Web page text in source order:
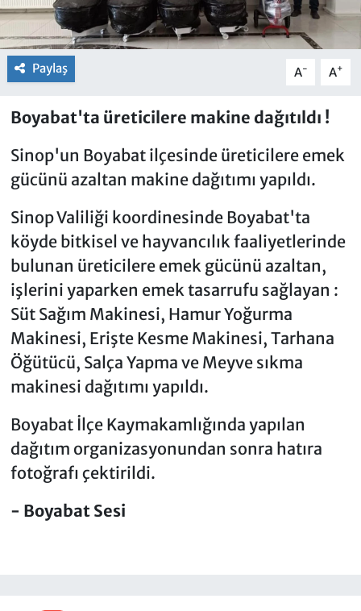
Paylaş A- A+
Boyabat'ta üreticilere makine dağıtıldı !
Sinop'un Boyabat ilçesinde üreticilere emek
gücünü azaltan makine dağıtımı yapıldı.
Sinop Valiliği koordinesinde Boyabat'ta
köyde bitkisel ve hayvancılık faaliyetlerinde
bulunan üreticilere emek gücünü azaltan,
işlerini yaparken emek tasarrufu sağlayan :
Süt Sağım Makinesi, Hamur Yoğurma
Makinesi, Erişte Kesme Makinesi, Tarhana
Öğütücü, Salça Yapma ve Meyve sıkma
makinesi dağıtımı yapıldı.
Boyabat İlçe Kaymakamlığında yapılan
dağıtım organizasyonundan sonra hatıra
fotoğrafı çektirildi.
- Boyabat Sesi